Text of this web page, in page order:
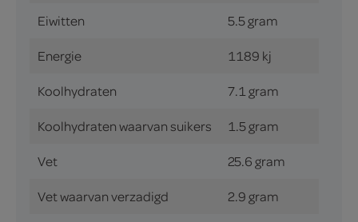
Eiwitten 5.5 gram
Energie 1189 kj
Koolhydraten 7.1 gram
Koolhydraten waarvan suikers 1.5 gram
Vet 25.6 gram
Vet waarvan verzadigd 2.9 gram